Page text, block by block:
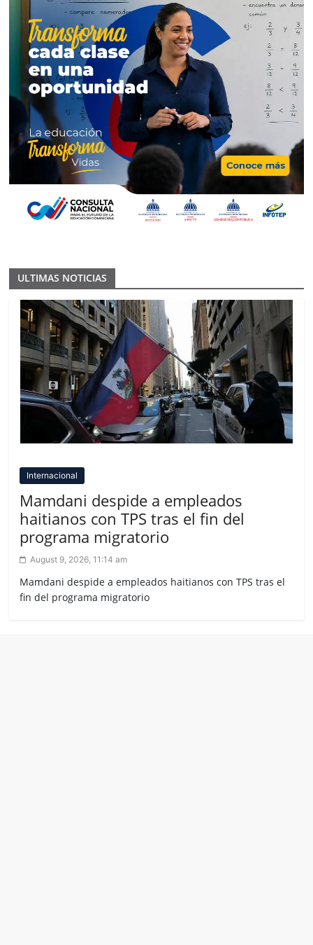
ULTIMAS NOTICIAS
Internacional
Mamdani despide a empleados
haitianos con TPS tras el fin del
programa migratorio
August 9, 2026, 11:14 am
Mamdani despide a empleados haitianos con TPS tras el
fin del programa migratorio